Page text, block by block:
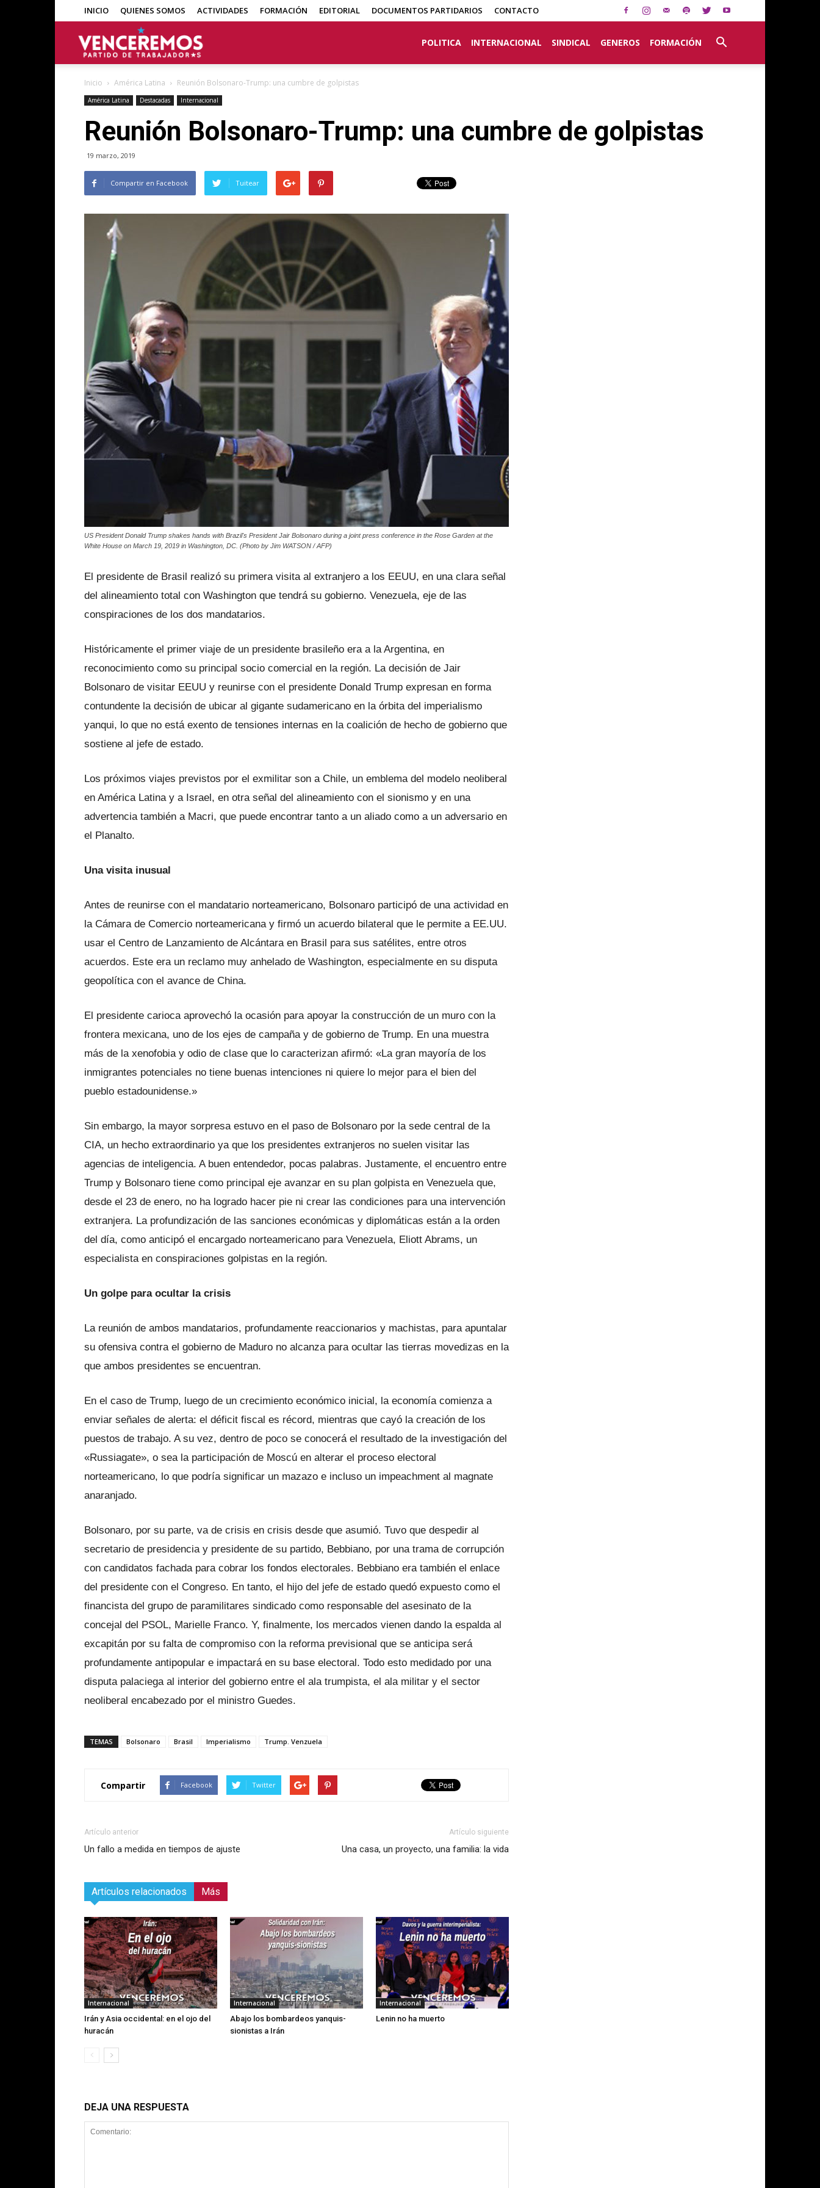
INICIO QUIENES SOMOS ACTIVIDADES FORMACIÓN EDITORIAL DOCUMENTOS PARTIDARIOS CONTACTO
POLITICA INTERNACIONAL SINDICAL GENEROS FORMACIÓN
Inicio América Latina Reunión Bolsonaro-Trump: una cumbre de golpistas
América Latina Destacadas Internacional
Reunión Bolsonaro-Trump: una cumbre de golpistas
19 marzo, 2019
Compartir en Facebook Tuitear
US President Donald Trump shakes hands with Brazil's President Jair Bolsonaro during a joint press conference in the Rose Garden at the
White House on March 19, 2019 in Washington, DC. (Photo by Jim WATSON / AFP)
El presidente de Brasil realizó su primera visita al extranjero a los EEUU, en una clara señal
del alineamiento total con Washington que tendrá su gobierno. Venezuela, eje de las
conspiraciones de los dos mandatarios.
Históricamente el primer viaje de un presidente brasileño era a la Argentina, en
reconocimiento como su principal socio comercial en la región. La decisión de Jair
Bolsonaro de visitar EEUU y reunirse con el presidente Donald Trump expresan en forma
contundente la decisión de ubicar al gigante sudamericano en la órbita del imperialismo
yanqui, lo que no está exento de tensiones internas en la coalición de hecho de gobierno que
sostiene al jefe de estado.
Los próximos viajes previstos por el exmilitar son a Chile, un emblema del modelo neoliberal
en América Latina y a Israel, en otra señal del alineamiento con el sionismo y en una
advertencia también a Macri, que puede encontrar tanto a un aliado como a un adversario en
el Planalto.
Una visita inusual
Antes de reunirse con el mandatario norteamericano, Bolsonaro participó de una actividad en
la Cámara de Comercio norteamericana y firmó un acuerdo bilateral que le permite a EE.UU.
usar el Centro de Lanzamiento de Alcántara en Brasil para sus satélites, entre otros
acuerdos. Este era un reclamo muy anhelado de Washington, especialmente en su disputa
geopolítica con el avance de China.
El presidente carioca aprovechó la ocasión para apoyar la construcción de un muro con la
frontera mexicana, uno de los ejes de campaña y de gobierno de Trump. En una muestra
más de la xenofobia y odio de clase que lo caracterizan afirmó: «La gran mayoría de los
inmigrantes potenciales no tiene buenas intenciones ni quiere lo mejor para el bien del
pueblo estadounidense.»
Sin embargo, la mayor sorpresa estuvo en el paso de Bolsonaro por la sede central de la
CIA, un hecho extraordinario ya que los presidentes extranjeros no suelen visitar las
agencias de inteligencia. A buen entendedor, pocas palabras. Justamente, el encuentro entre
Trump y Bolsonaro tiene como principal eje avanzar en su plan golpista en Venezuela que,
desde el 23 de enero, no ha logrado hacer pie ni crear las condiciones para una intervención
extranjera. La profundización de las sanciones económicas y diplomáticas están a la orden
del día, como anticipó el encargado norteamericano para Venezuela, Eliott Abrams, un
especialista en conspiraciones golpistas en la región.
Un golpe para ocultar la crisis
La reunión de ambos mandatarios, profundamente reaccionarios y machistas, para apuntalar
su ofensiva contra el gobierno de Maduro no alcanza para ocultar las tierras movedizas en la
que ambos presidentes se encuentran.
En el caso de Trump, luego de un crecimiento económico inicial, la economía comienza a
enviar señales de alerta: el déficit fiscal es récord, mientras que cayó la creación de los
puestos de trabajo. A su vez, dentro de poco se conocerá el resultado de la investigación del
«Russiagate», o sea la participación de Moscú en alterar el proceso electoral
norteamericano, lo que podría significar un mazazo e incluso un impeachment al magnate
anaranjado.
Bolsonaro, por su parte, va de crisis en crisis desde que asumió. Tuvo que despedir al
secretario de presidencia y presidente de su partido, Bebbiano, por una trama de corrupción
con candidatos fachada para cobrar los fondos electorales. Bebbiano era también el enlace
del presidente con el Congreso. En tanto, el hijo del jefe de estado quedó expuesto como el
financista del grupo de paramilitares sindicado como responsable del asesinato de la
concejal del PSOL, Marielle Franco. Y, finalmente, los mercados vienen dando la espalda al
excapitán por su falta de compromiso con la reforma previsional que se anticipa será
profundamente antipopular e impactará en su base electoral. Todo esto medidado por una
disputa palaciega al interior del gobierno entre el ala trumpista, el ala militar y el sector
neoliberal encabezado por el ministro Guedes.
TEMAS Bolsonaro Brasil Imperialismo Trump. Venzuela
Compartir Facebook Twitter
Artículo anterior
Un fallo a medida en tiempos de ajuste
Artículo siguiente
Una casa, un proyecto, una familia: la vida
Artículos relacionados Más
Internacional
Irán y Asia occidental: en el ojo del
huracán
Internacional
Abajo los bombardeos yanquis-
sionistas a Irán
Internacional
Lenin no ha muerto
DEJA UNA RESPUESTA